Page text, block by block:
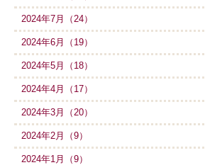
2024年7月（24）
2024年6月（19）
2024年5月（18）
2024年4月（17）
2024年3月（20）
2024年2月（9）
2024年1月（9）